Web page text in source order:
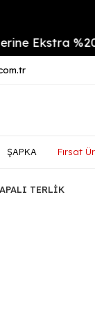
Ekstra %20
ŞAPKA Fırsat
TERLİK